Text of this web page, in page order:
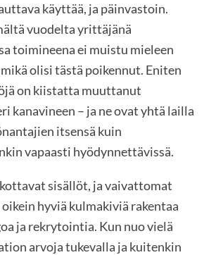
käyttää, ja päinvastoin.
vuodelta yrittäjänä
toimineena ei muistu mieleen
olisi tästä poikennut. Eniten
on kiistatta muuttanut
kanavineen – ja ne ovat yhtä lailla
itsensä kuin
vapaasti hyödynnettävissä.
sisällöt, ja vaivattomat
hyviä kulmakiviä rakentaa
ja rekrytointia. Kun nuo vielä
arvoja tukevalla ja kuitenkin